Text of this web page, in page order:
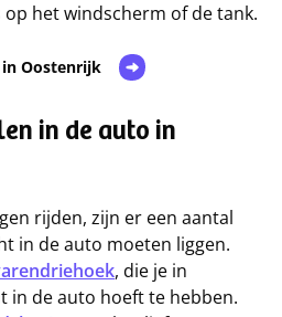
het windscherm of de tank.
in Oostenrijk
in de auto in
rijden, zijn er een aantal
in de auto moeten liggen.
, die je in
in de auto hoeft te hebben.